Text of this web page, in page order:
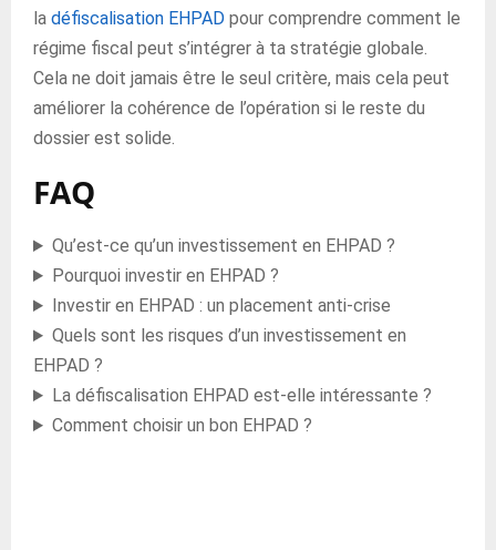
la défiscalisation EHPAD pour comprendre comment le
régime fiscal peut s’intégrer à ta stratégie globale.
Cela ne doit jamais être le seul critère, mais cela peut
améliorer la cohérence de l’opération si le reste du
dossier est solide.
FAQ
Qu’est-ce qu’un investissement en EHPAD ?
Pourquoi investir en EHPAD ?
Investir en EHPAD : un placement anti-crise
Quels sont les risques d’un investissement en
EHPAD ?
La défiscalisation EHPAD est-elle intéressante ?
Comment choisir un bon EHPAD ?